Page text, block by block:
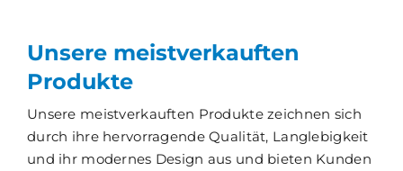
Unsere meistverkauften
Produkte
Unsere meistverkauften Produkte zeichnen sich
durch ihre hervorragende Qualität, Langlebigkeit
und ihr modernes Design aus und bieten Kunden